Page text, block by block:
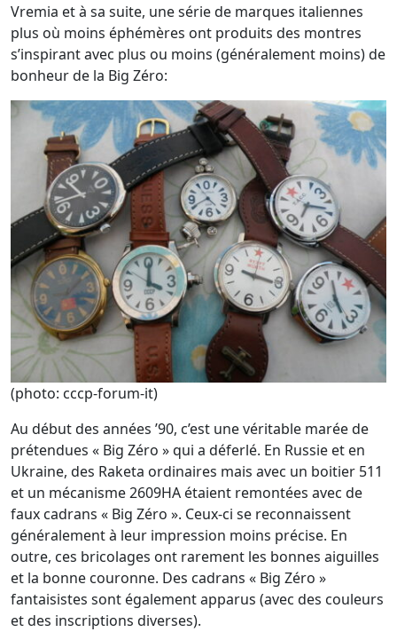
Vremia et à sa suite, une série de marques italiennes
plus où moins éphémères ont produits des montres
s’inspirant avec plus ou moins (généralement moins) de
bonheur de la Big Zéro:
(photo: cccp-forum-it)
Au début des années ’90, c’est une véritable marée de
prétendues « Big Zéro » qui a déferlé. En Russie et en
Ukraine, des Raketa ordinaires mais avec un boitier 511
et un mécanisme 2609HA étaient remontées avec de
faux cadrans « Big Zéro ». Ceux-ci se reconnaissent
généralement à leur impression moins précise. En
outre, ces bricolages ont rarement les bonnes aiguilles
et la bonne couronne. Des cadrans « Big Zéro »
fantaisistes sont également apparus (avec des couleurs
et des inscriptions diverses).